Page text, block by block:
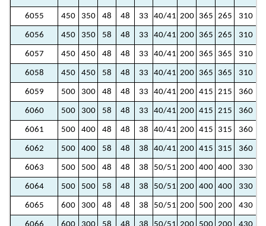
6055 450 350 48 48 33 40/41 200 365 265 310
6056 450 350 58 48 33 40/41 200 365 265 310
6057 450 450 48 48 33 40/41 200 365 365 310
6058 450 450 58 48 33 40/41 200 365 365 310
6059 500 300 48 48 33 40/41 200 415 215 360
6060 500 300 58 48 33 40/41 200 415 215 360
6061 500 400 48 48 38 40/41 200 415 315 360
6062 500 400 58 48 38 40/41 200 415 315 360
6063 500 500 48 48 38 50/51 200 400 400 330
6064 500 500 58 48 38 50/51 200 400 400 330
6065 600 300 48 48 38 50/51 200 500 200 430